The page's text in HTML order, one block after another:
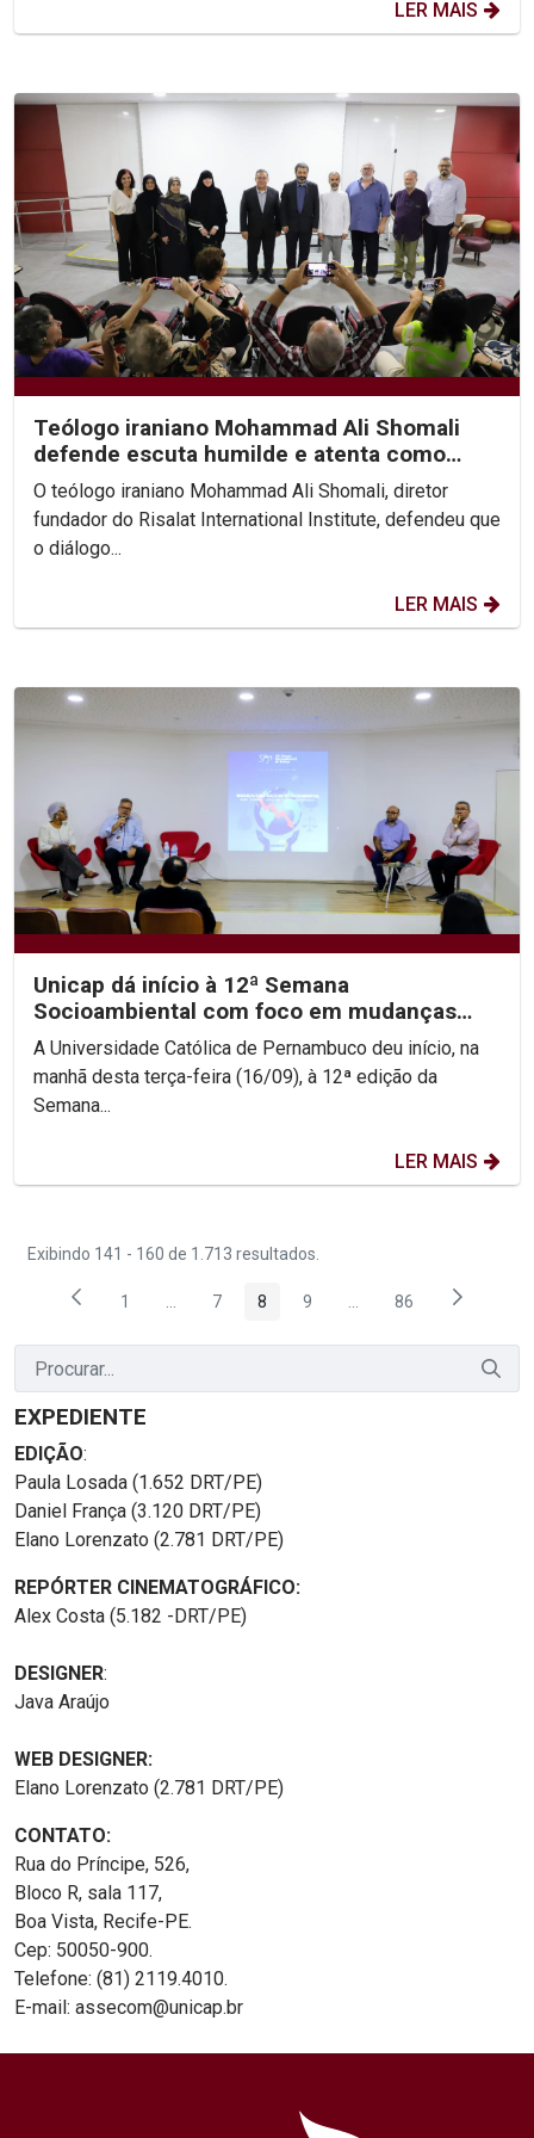
LER MAIS
Teólogo iraniano Mohammad Ali Shomali
defende escuta humilde e atenta como
base de diálogo...
O teólogo iraniano Mohammad Ali Shomali, diretor
fundador do Risalat International Institute, defendeu que
o diálogo...
LER MAIS
Unicap dá início à 12ª Semana
Socioambiental com foco em mudanças
climáticas e justiça...
A Universidade Católica de Pernambuco deu início, na
manhã desta terça-feira (16/09), à 12ª edição da
Semana...
LER MAIS
Exibindo 141 - 160 de 1.713 resultados.
Página
1 ...Páginas intermediárias Usar ABA para navegar.
Página
7 Página
8 Página
9 ...Páginas intermediárias
Página
86
EXPEDIENTE
EDIÇÃO:
Paula Losada (1.652 DRT/PE)
Daniel França (3.120 DRT/PE)
Elano Lorenzato (2.781 DRT/PE)
REPÓRTER CINEMATOGRÁFICO:
Alex Costa (5.182 -DRT/PE)
DESIGNER:
Java Araújo
WEB DESIGNER:
Elano Lorenzato (2.781 DRT/PE)
CONTATO:
Rua do Príncipe, 526,
Bloco R, sala 117,
Boa Vista, Recife-PE.
Cep: 50050-900.
Telefone: (81) 2119.4010.
E-mail: assecom@unicap.br